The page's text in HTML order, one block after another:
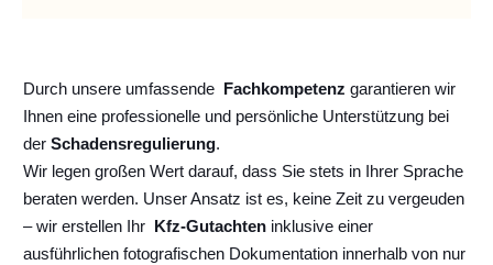
Durch unsere umfassende Fachkompetenz garantieren wir
Ihnen eine professionelle und persönliche Unterstützung bei
der Schadensregulierung.
Wir legen großen Wert darauf, dass Sie stets in Ihrer Sprache
beraten werden. Unser Ansatz ist es, keine Zeit zu vergeuden
– wir erstellen Ihr Kfz-Gutachten inklusive einer
ausführlichen fotografischen Dokumentation innerhalb von nur